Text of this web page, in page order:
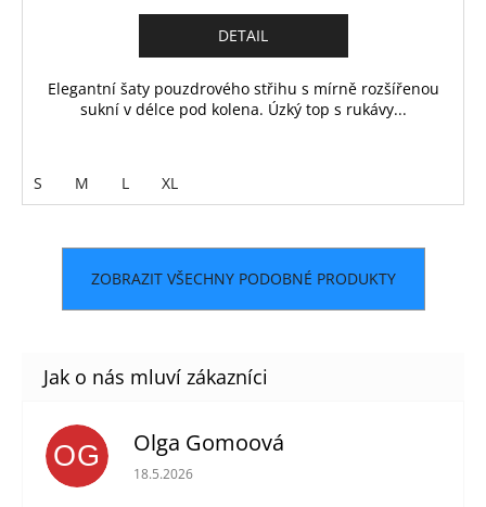
DETAIL
Elegantní šaty pouzdrového střihu s mírně rozšířenou
sukní v délce pod kolena. Úzký top s rukávy...
S M L XL
ZOBRAZIT VŠECHNY PODOBNÉ PRODUKTY
OG Olga Gomoová
Hodnocení obchodu je 5 z 5 hvězdiček.
18.5.2026